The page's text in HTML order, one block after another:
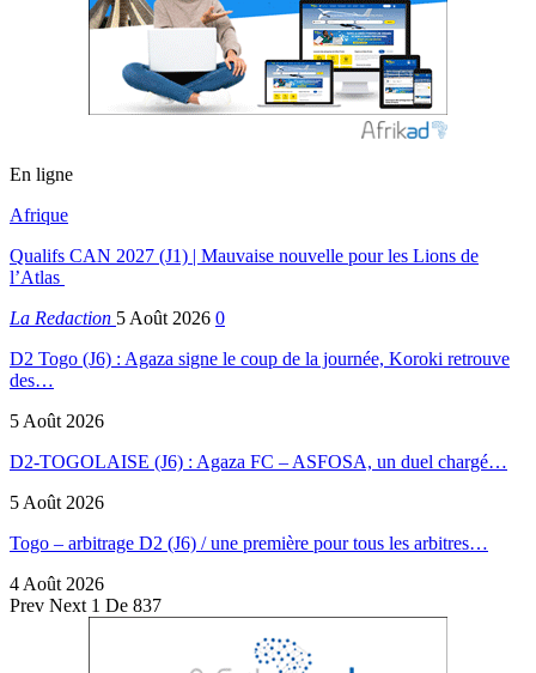
En ligne
Afrique
Qualifs CAN 2027 (J1) | Mauvaise nouvelle pour les Lions de
l’Atlas
La Redaction 5 Août 2026 0
D2 Togo (J6) : Agaza signe le coup de la journée, Koroki retrouve
des…
5 Août 2026
D2-TOGOLAISE (J6) : Agaza FC – ASFOSA, un duel chargé…
5 Août 2026
Togo – arbitrage D2 (J6) / une première pour tous les arbitres…
4 Août 2026
Prev Next 1 De 837